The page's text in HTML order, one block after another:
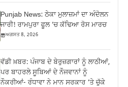
Punjab News: ਠੇਕਾ ਮੁਲਾਜ਼ਮਾਂ ਦਾ ਅੰਦੋਲਨ
ਜਾਰੀ! ਰਾਮਪੁਰਾ ਫੂਲ ‘ਚ ਕੱਢਿਆ ਰੋਸ ਮਾਰਚ
ਅਗਸਤ 8, 2026
ਵੱਡੀ ਖ਼ਬਰ: ਪੰਜਾਬ ਦੇ ਬੇਰੁਜ਼ਗਾਰਾਂ ਨੂੰ ਲਾਠੀਆਂ,
ਪਰ ਬਾਹਰਲੇ ਸੂਬਿਆਂ ਦੇ ਨੌਜਵਾਨਾਂ ਨੂੰ
ਨੌਕਰੀਆਂ- ਰੰਧਾਵਾ ਨੇ ਮਾਨ ਸਰਕਾਰ ‘ਤੇ ਚੁੱਕੇ